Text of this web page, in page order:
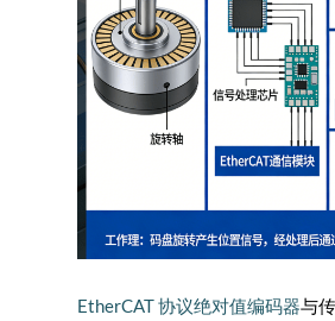
EtherCAT 协议绝对值编码器与